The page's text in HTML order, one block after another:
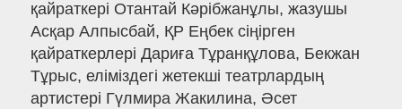
қайраткері Отантай Кәрібжанұлы, жазушы
Асқар Алпысбай, ҚР Еңбек сіңірген
қайраткерлері Дариға Тұранқұлова, Бекжан
Тұрыс, еліміздегі жетекші театрлардың
артистері Гүлмира Жакилина, Әсет